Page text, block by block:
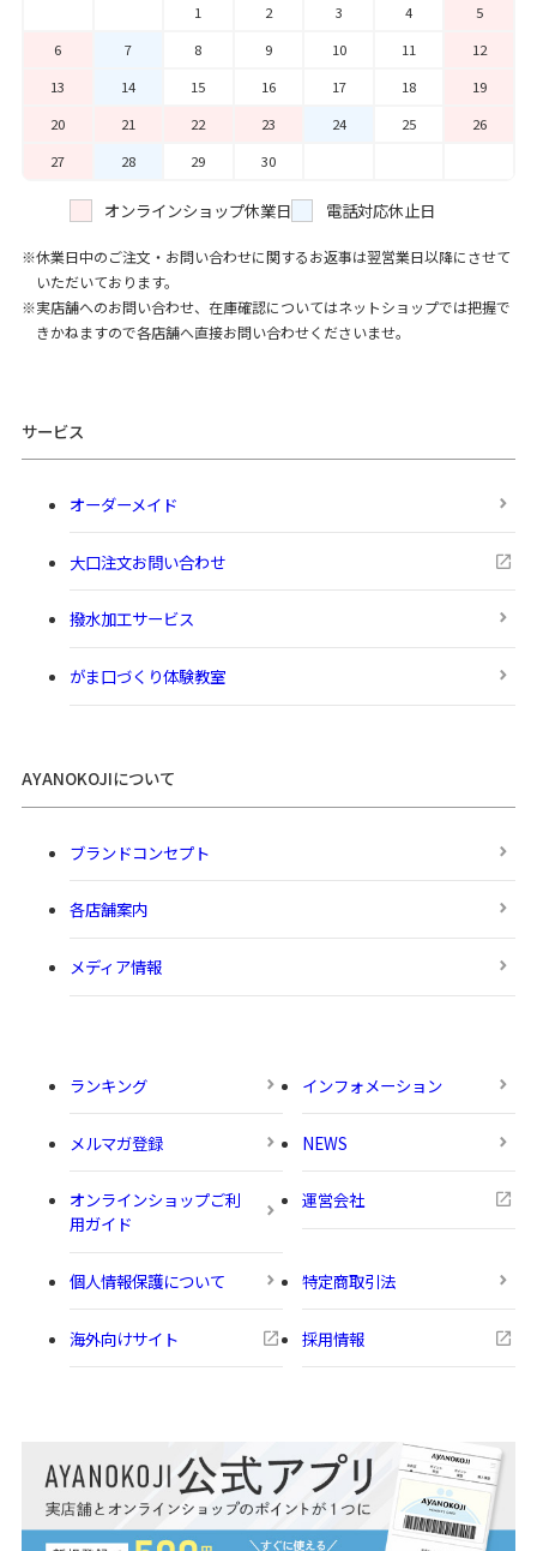
1
2 3 4
5
6
7 8 9 10 11
12
13
14 15 16 17 18
19
20
21 22 23 24 25
26
27
28 29 30
オンラインショップ休業日 電話対応休止日
休業日中のご注文・お問い合わせに関するお返事は翌営業日以降にさせて
いただいております。
実店舗へのお問い合わせ、在庫確認についてはネットショップでは把握で
きかねますので各店舗へ直接お問い合わせくださいませ。
サービス
オーダーメイド
大口注文お問い合わせ
撥水加工サービス
がま口づくり体験教室
AYANOKOJIについて
ブランドコンセプト
各店舗案内
メディア情報
ランキング インフォメーション
メルマガ登録 NEWS
オンラインショップご利
用ガイド
運営会社
個人情報保護について 特定商取引法
海外向けサイト 採用情報